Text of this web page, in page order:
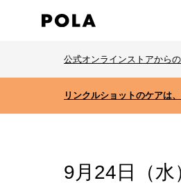
公式オンラインストアから
リンクルショットのケアは
9月24日（